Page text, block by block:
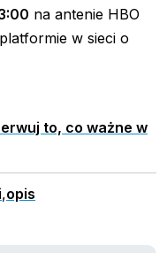
na antenie HBO
w sieci o
to, co ważne w
,opis